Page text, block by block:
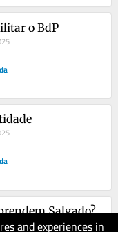
and experiences in
o BdP
Salgado?